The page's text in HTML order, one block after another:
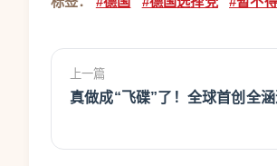
上一篇
真做成“飞碟”了！全球首创全